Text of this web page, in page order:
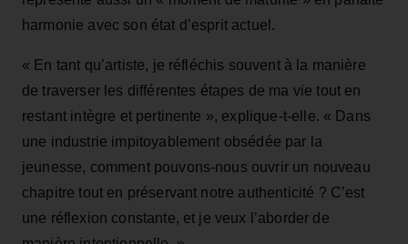
harmonie avec son état d’esprit actuel.
« En tant qu’artiste, je réfléchis souvent à la manière
de traverser les différentes étapes de ma vie tout en
restant intègre et pertinente », explique-t-elle. « Dans
une industrie impitoyablement obsédée par la
jeunesse, comment pouvons-nous ouvrir un nouveau
chapitre tout en préservant notre authenticité ? C’est
une réflexion constante, et je veux l’aborder de